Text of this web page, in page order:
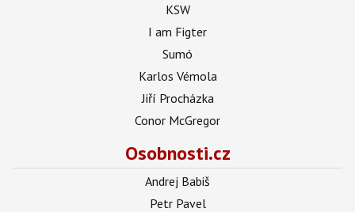
KSW
I am Figter
Sumó
Karlos Vémola
Jiří Procházka
Conor McGregor
Osobnosti.cz
Andrej Babiš
Petr Pavel